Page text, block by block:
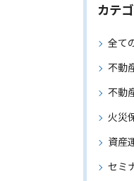
カテ
全て
不動
不動
火災
資産
セミ